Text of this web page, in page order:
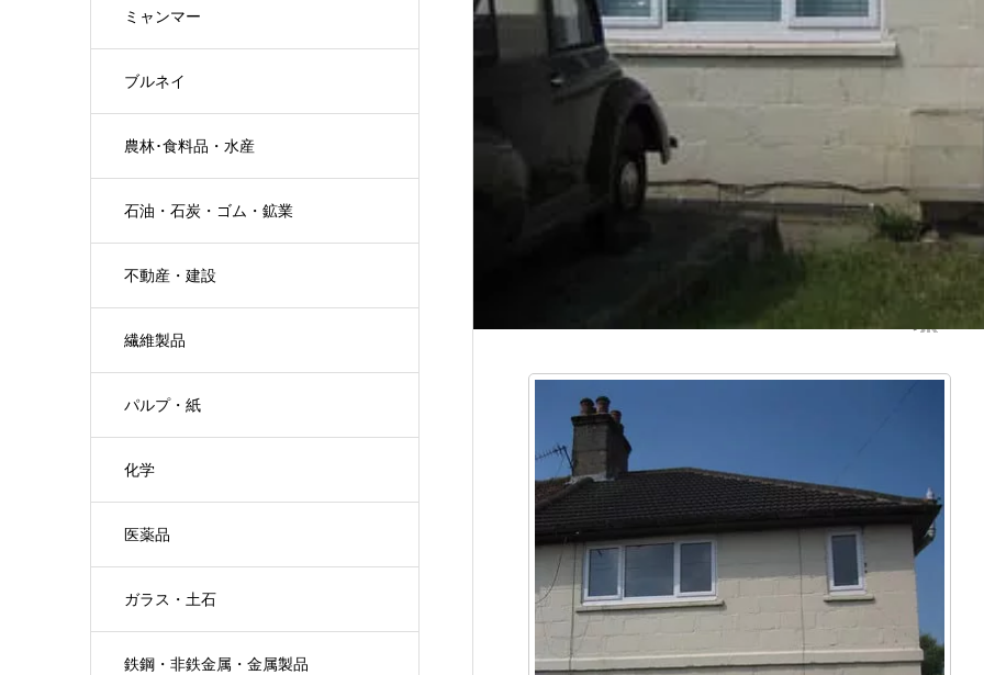
ミャンマー
ブルネイ
農林･食料品・水産
石油・石炭・ゴム・鉱業
不動産・建設
繊維製品
パルプ・紙
化学
医薬品
ガラス・土石
鉄鋼・非鉄金属・金属製品